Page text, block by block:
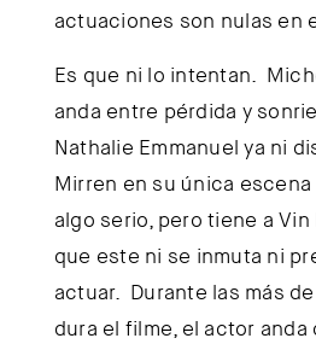
actuaciones son nulas en
Es que ni lo intentan.
anda entre pérdida y
Nathalie Emmanuel ya ni
Mirren en su única
algo serio, pero tiene a Vin
que este ni se inmuta ni
actuar. Durante las más
dura el filme, el actor